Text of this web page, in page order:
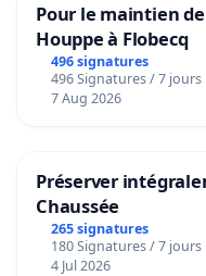
Pour le maintien
Houppe à Flobecq
496 signatures
496 Signatures / 7 jours
7 Aug 2026
Préserver
Chaussée
265 signatures
180 Signatures / 7 jours
4 Jul 2026